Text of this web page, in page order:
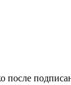
после